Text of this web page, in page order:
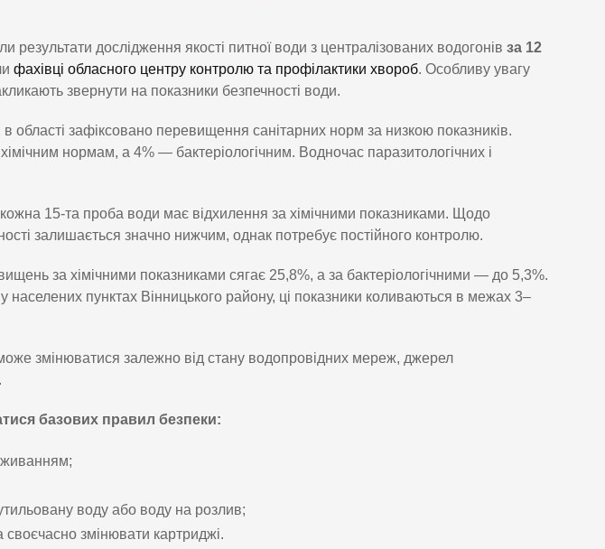
результати дослідження якості питної води з централізованих водогонів за 12
фахівці обласного центру контролю та профілактики хвороб. Особливу увагу
звернути на показники безпечності води.
в області зафіксовано перевищення санітарних норм за низкою показників.
нормам, а 4% — бактеріологічним. Водночас паразитологічних і
15-та проба води має відхилення за хімічними показниками. Щодо
залишається значно нижчим, однак потребує постійного контролю.
за хімічними показниками сягає 25,8%, а за бактеріологічними — до 5,3%.
населених пунктах Вінницького району, ці показники коливаються в межах 3–
змінюватися залежно від стану водопровідних мереж, джерел
базових правил безпеки:
воду або воду на розлив;
своєчасно змінювати картриджі.